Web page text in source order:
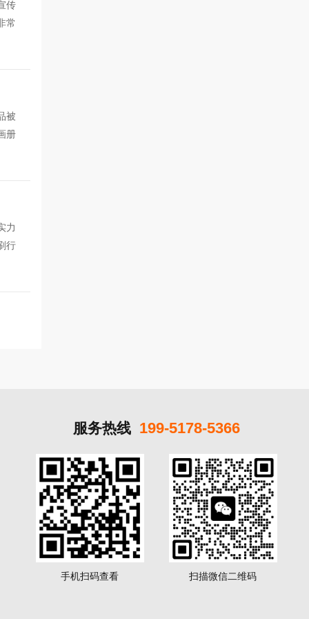
传
常
被
册
力
行
服务热线 199-5178-5366
手机扫码查看 扫描微信二维码